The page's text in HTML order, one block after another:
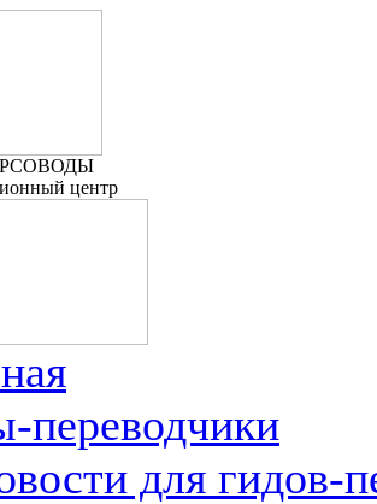
центр
переводчики
для гидов-